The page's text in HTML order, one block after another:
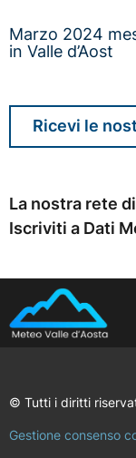
Marzo 2024
in Valle d’Aost
Ricevi le
La nostra rete
Iscriviti a Dati
© Tutti i diritti
Gestione consenso